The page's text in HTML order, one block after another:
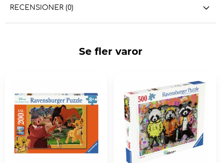
RECENSIONER (0)
Se fler varor